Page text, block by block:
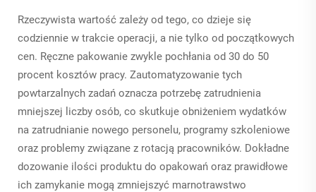
Rzeczywista wartość zależy od tego, co dzieje się
codziennie w trakcie operacji, a nie tylko od początkowych
cen. Ręczne pakowanie zwykle pochłania od 30 do 50
procent kosztów pracy. Zautomatyzowanie tych
powtarzalnych zadań oznacza potrzebę zatrudnienia
mniejszej liczby osób, co skutkuje obniżeniem wydatków
na zatrudnianie nowego personelu, programy szkoleniowe
oraz problemy związane z rotacją pracowników. Dokładne
dozowanie ilości produktu do opakowań oraz prawidłowe
ich zamykanie mogą zmniejszyć marnotrawstwo